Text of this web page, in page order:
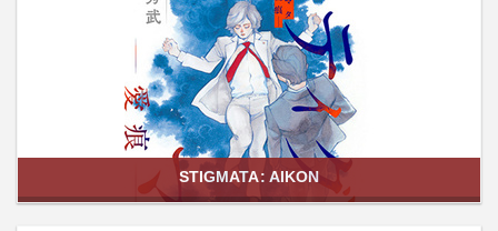
STIGMATA: AIKON